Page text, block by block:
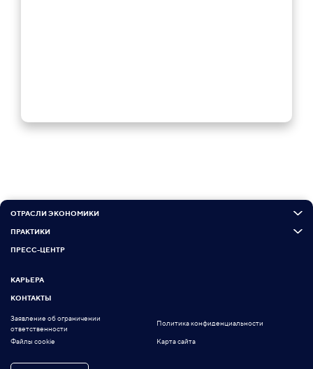
ОТРАСЛИ ЭКОНОМИКИ
ПРАКТИКИ
ПРЕСС-ЦЕНТР
КАРЬЕРА
КОНТАКТЫ
Заявление об ограничении
ответственности
Политика конфиденциальности
Файлы cookie Карта сайта